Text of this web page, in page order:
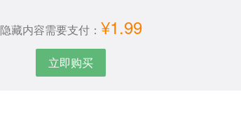
隐藏内容需要支付： ¥1.99
立即购买